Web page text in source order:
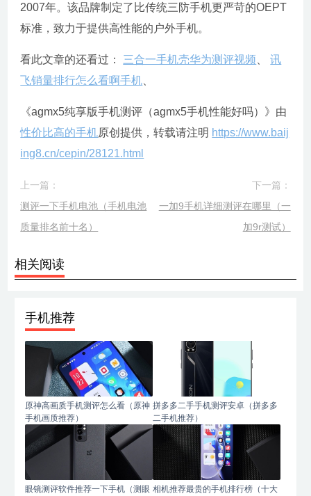
2007年。该品牌制定了比传统三防手机更严苛的OEPT
标准，致力于提供高性能的户外手机。
看此文章的还看过： 三合一手机壳华为测评视频 、讯
飞销量排行怎么看啊手机
《agmx5纯享版手机测评（agmx5手机性能好吗）》由
性价比高的手机原创提供，转载请注明 https://www.baij
ing8.cn/cepin/28121.html
上一篇：
测评一下手机电池（手机电池
质量排名前十名）
下一篇：
一加9手机详细测评在哪里（一
加9r测试）
相关阅读
手机推荐
原神高画质手机测评怎么看（原神
手机画质推荐）
拼多多二手手机测评安卓（拼多多
二手机推荐）
眼镜测评软件推荐一下手机（测眼 相机推荐最贵的手机排行榜（十大